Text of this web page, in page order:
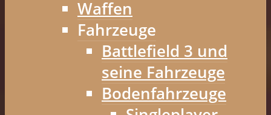
Waffen
Fahrzeuge
Battlefield 3 und
seine Fahrzeuge
Bodenfahrzeuge